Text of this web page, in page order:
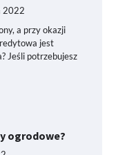
2022
a przy okazji
jest
Jeśli potrzebujesz
ogrodowe?